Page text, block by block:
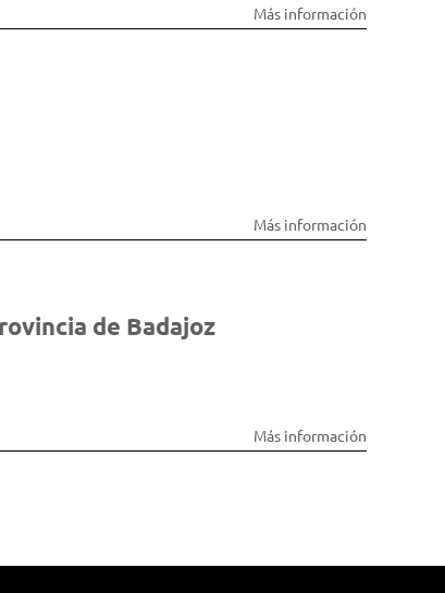
Más información
Más información
de Badajoz
Más información